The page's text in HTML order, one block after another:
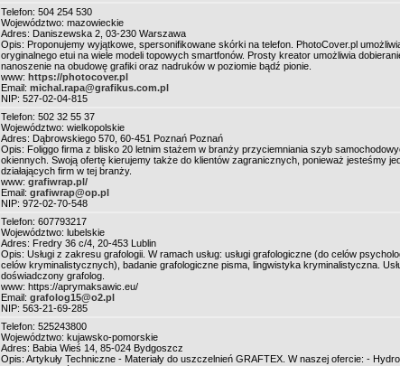
Telefon: 504 254 530
Województwo: mazowieckie
Adres: Daniszewska 2, 03-230 Warszawa
Opis: Proponujemy wyjątkowe, spersonifikowane skórki na telefon. PhotoCover.pl
oryginalnego etui na wiele modeli topowych smartfonów. Prosty kreator umożliwia
nanoszenie na obudowę grafiki oraz nadruków w poziomie bądź pionie.
www: https://photocover.pl
Email: michal.rapa@grafikus.com.pl
NIP: 527-02-04-815
Telefon: 502 32 55 37
Województwo: wielkopolskie
Adres: Dąbrowskiego 570, 60-451 Poznań Poznań
Opis: Foliggo firma z blisko 20 letnim stażem w branży przyciemniania szyb
okiennych. Swoją ofertę kierujemy także do klientów zagranicznych, ponieważ jesteśmy
działających firm w tej branży.
www: grafiwrap.pl/
Email: grafiwrap@op.pl
NIP: 972-02-70-548
Telefon: 607793217
Województwo: lubelskie
Adres: Fredry 36 c/4, 20-453 Lublin
Opis: Usługi z zakresu grafologii. W ramach usług: usługi grafologiczne (do celów
celów kryminalistycznych), badanie grafologiczne pisma, lingwistyka kryminalistyczna.
doświadczony grafolog.
www: https://aprymaksawic.eu/
Email: grafolog15@o2.pl
NIP: 563-21-69-285
Telefon: 525243800
Województwo: kujawsko-pomorskie
Adres: Babia Wieś 14, 85-024 Bydgoszcz
Opis: Artykuły Techniczne - Materiały do uszczelnień GRAFTEX. W naszej ofercie: -